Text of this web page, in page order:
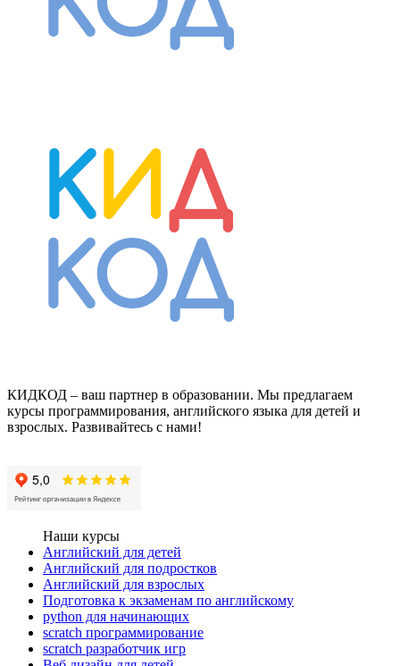
КИДКОД – ваш партнер в образовании. Мы предлагаем
курсы программирования, английского языка для детей и
взрослых. Развивайтесь с нами!
Наши курсы
Английский для детей
Английский для подростков
Английский для взрослых
Подготовка к экзаменам по английскому
python для начинающих
scratch программирование
scratch разработчик игр